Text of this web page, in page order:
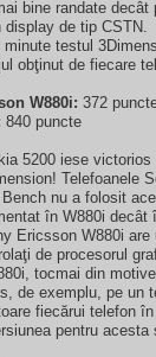
bine randate
de tip CSTN.
minute testul
obţinut de fiecare
W880i:372
840 puncte
5200 iese
Telefoanele
nu a folosit
în W880i decât
Ericsson W880i
de procesorul
tocmai din
de exemplu, pe un
fiecărui telefon
pentru